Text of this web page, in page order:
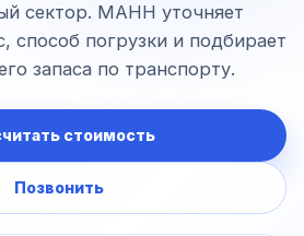
сектор. МАНН уточняет
способ погрузки и подбирает
запаса по транспорту.
стоимость
Позвонить